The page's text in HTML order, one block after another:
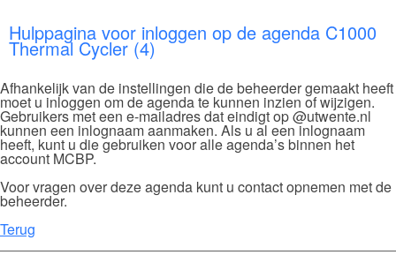
Hulppagina voor inloggen op de agenda C1000
Thermal Cycler (4)
Afhankelijk van de instellingen die de beheerder gemaakt heeft
moet u inloggen om de agenda te kunnen inzien of wijzigen.
Gebruikers met een e-mailadres dat eindigt op @utwente.nl
kunnen een inlognaam aanmaken. Als u al een inlognaam
heeft, kunt u die gebruiken voor alle agenda’s binnen het
account MCBP.
Voor vragen over deze agenda kunt u contact opnemen met de
beheerder.
Terug